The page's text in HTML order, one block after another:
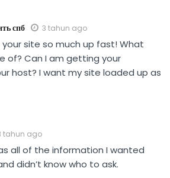
спб 3 tahun ago
your site so much up fast! What
of? Can I am getting your
host? I want my site loaded up as
tahun ago
all of the information I wanted
didn’t know who to ask.